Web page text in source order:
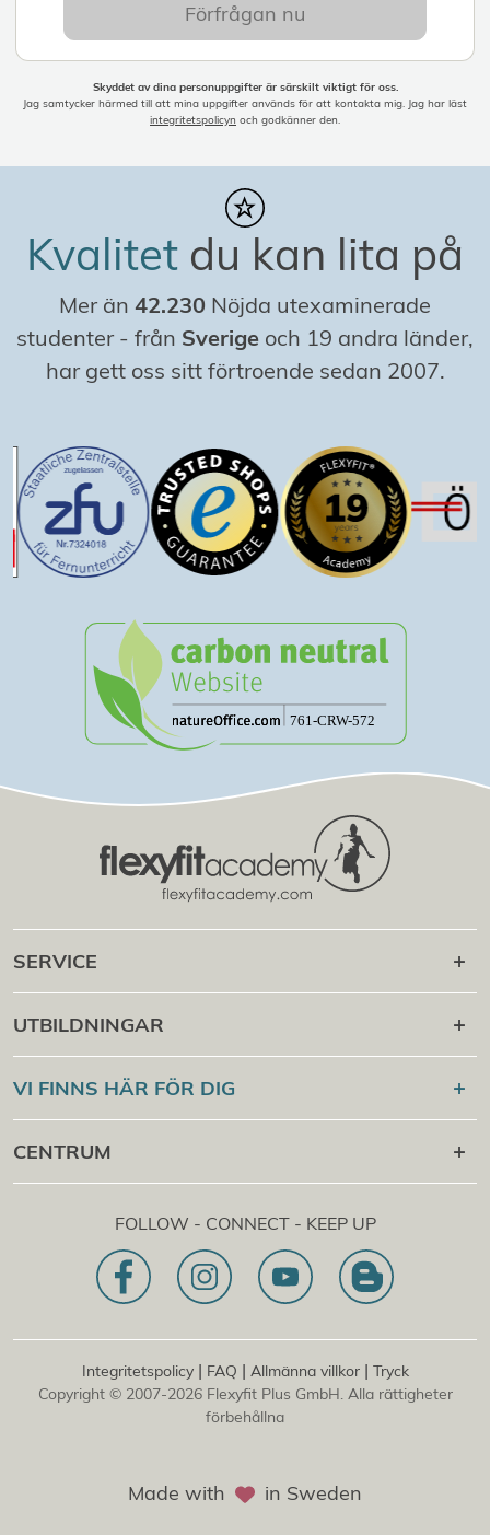
Förfrågan nu
Skyddet av dina personuppgifter är särskilt viktigt för oss.
Jag samtycker härmed till att mina uppgifter används för att kontakta mig. Jag har läst
integritetspolicyn och godkänner den.
Kvalitet du kan lita på
Mer än 42.230 Nöjda utexaminerade
studenter- från Sverige och 19 andra länder,
har gett oss sitt förtroende sedan 2007.
SERVICE
Karriär efteråt
Campus på nätet
Kontroll av certifikat
UTBILDNINGAR
Sport Academy
Massage Academy
Flexyfit®Skönhet Academy
VI FINNS HÄR FÖR DIG
+43 1 997 27 38
[email protected]
Rådgivning &amp; onlineförfrågan
Vårt uppdrag
CENTRUM
1030 | Österrike
Dietrichgasse 27 E.EG2
Filialkontor | DE
Konrad-Zuse-Platz 8
FOLLOW - CONNECT - KEEP UP
Integritetspolicy| FAQ | Allmänna villkor| Tryck
Copyright © 2007-2026 Flexyfit Plus GmbH. Alla rättigheter
förbehållna
Made with in Sweden